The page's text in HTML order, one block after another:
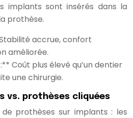
implants sont insérés dans la
prothèse.
accrue, confort
améliorée.
Coût plus élevé qu’un dentier
une chirurgie.
vs. prothèses cliquées
prothèses sur implants : les